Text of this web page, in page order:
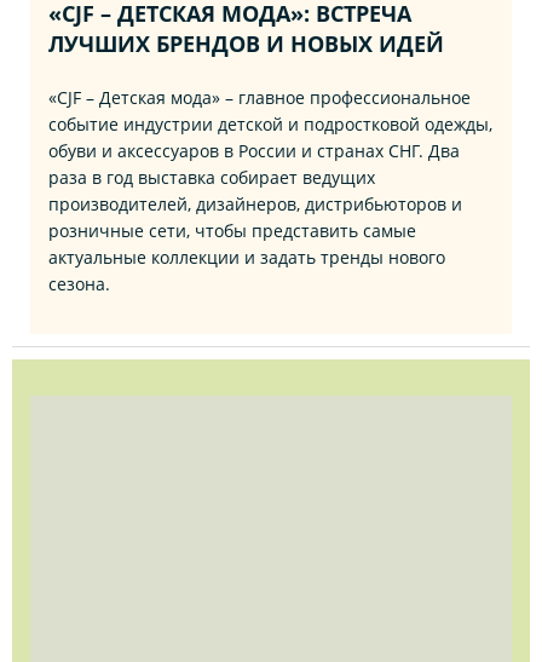
«CJF – ДЕТСКАЯ МОДА»: ВСТРЕЧА
ЛУЧШИХ БРЕНДОВ И НОВЫХ ИДЕЙ
«CJF – Детская мода» – главное профессиональное
событие индустрии детской и подростковой одежды,
обуви и аксессуаров в России и странах СНГ. Два
раза в год выставка собирает ведущих
производителей, дизайнеров, дистрибьюторов и
розничные сети, чтобы представить самые
актуальные коллекции и задать тренды нового
сезона.